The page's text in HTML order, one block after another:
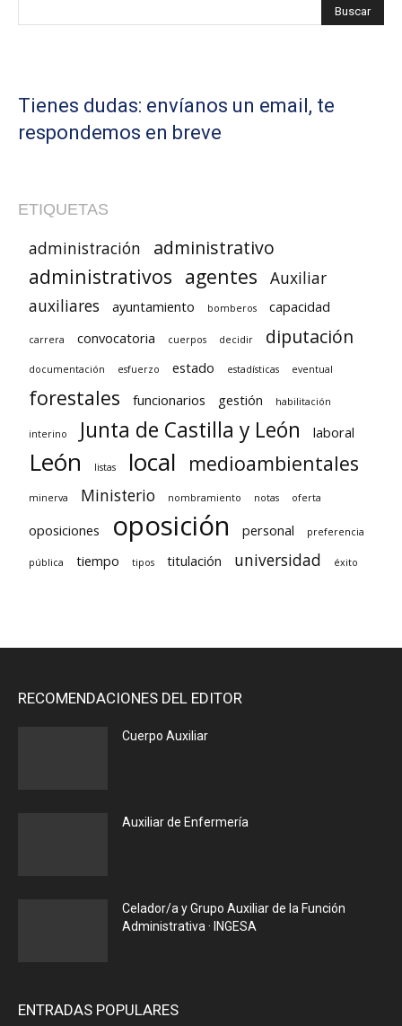
Tienes dudas: envíanos un email, te
respondemos en breve
ETIQUETAS
administración administrativo
administrativos agentes
Auxiliar
auxiliares
ayuntamiento bomberos capacidad
carrera convocatoria cuerpos decidir diputación
documentación esfuerzo estado estadísticas eventual
forestales funcionarios gestión habilitación
interino Junta de Castilla y León laboral
León listas local medioambientales
minerva Ministerio nombramiento notas oferta
oposiciones oposición personal preferencia
pública tiempo tipos titulación universidad éxito
RECOMENDACIONES DEL EDITOR
Cuerpo Auxiliar
Auxiliar de Enfermería
Celador/a y Grupo Auxiliar de la Función
Administrativa · INGESA
ENTRADAS POPULARES